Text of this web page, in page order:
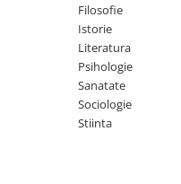
Filosofie
Istorie
Literatura
Psihologie
Sanatate
Sociologie
Stiinta